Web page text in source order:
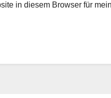
in diesem Browser für